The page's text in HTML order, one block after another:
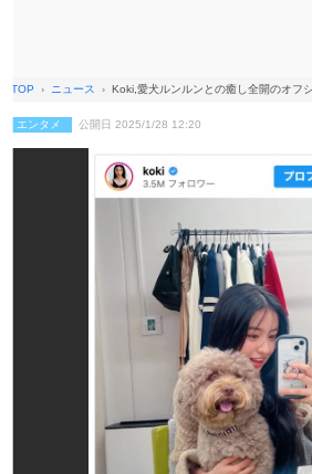
TOP ニュース Koki,愛犬ルンルンとの癒し全開のオフ
エンタメ 公開日 2025/1/28 12:20